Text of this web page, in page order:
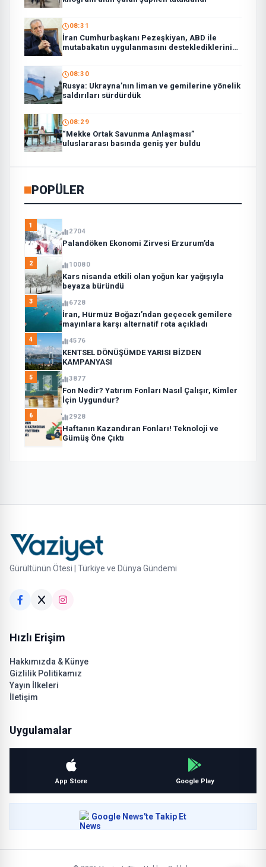
08:31
İran Cumhurbaşkanı Pezeşkiyan, ABD ile
mutabakatın uygulanmasını desteklediklerini
08:30
Rusya: Ukrayna’nın liman ve gemilerine yönelik
saldırıları sürdürdük
08:29
“Mekke Ortak Savunma Anlaşması”
uluslararası basında geniş yer buldu
POPÜLER
1
2704
Palandöken Ekonomi Zirvesi Erzurum’da
2 10080
Kars nisanda etkili olan yoğun kar yağışıyla
beyaza büründü
3 6728
İran, Hürmüz Boğazı’ndan geçecek gemilere
mayınlara karşı alternatif rota açıkladı
4 4576
KENTSEL DÖNÜŞÜMDE YARISI BİZDEN
KAMPANYASI
5 3877
Fon Nedir? Yatırım Fonları Nasıl Çalışır, Kimler
İçin Uygundur?
6 2928
Haftanın Kazandıran Fonları! Teknoloji ve
Gümüş Öne Çıktı
Gürültünün Ötesi | Türkiye ve Dünya Gündemi
Hızlı Erişim
Hakkımızda & Künye
Gizlilik Politikamız
Yayın İlkeleri
İletişim
Uygulamalar
App Store Google Play
Google News'te Takip Et